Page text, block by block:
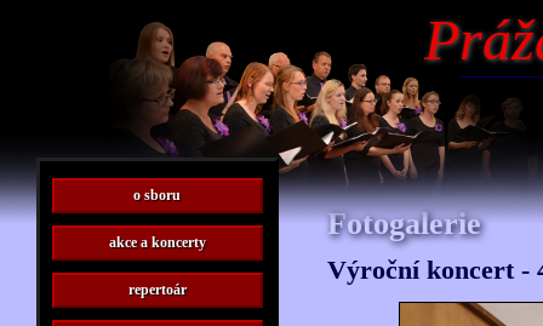
Fotogalerie
Výroční koncert -
o sboru
akce a koncerty
repertoár